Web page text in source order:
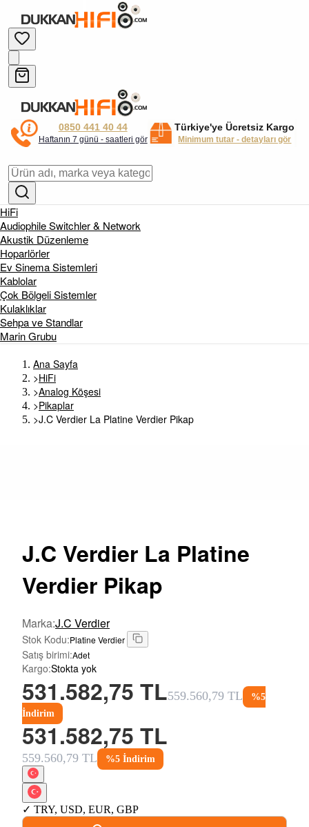
0850 441 40 44
Haftanın 7 günü - saatleri gör
Türkiye'ye Ücretsiz Kargo
Minimum tutar - detayları gör
HiFi
Audiophile Switchler & Network
Akustik Düzenleme
Hoparlörler
Ev Sinema Sistemleri
Kablolar
Çok Bölgeli Sistemler
Kulaklıklar
Sehpa ve Standlar
Marin Grubu
Ana Sayfa
>HiFi
>Analog Köşesi
>Pikaplar
>J.C Verdier La Platine Verdier Pikap
J.C Verdier La Platine
Verdier Pikap
Marka:J.C Verdier
Stok Kodu:Platine Verdier
Satış birimi:Adet
Kargo:Stokta yok
531.582,75 TL559.560,79 TL %5
İndirim
531.582,75 TL
559.560,79 TL %5 İndirim
✓ TRY, USD, EUR, GBP